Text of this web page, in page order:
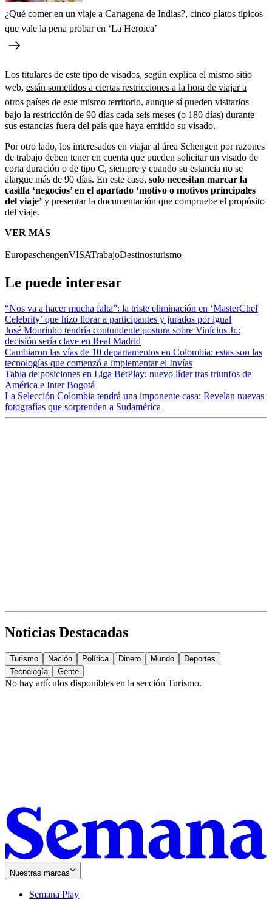
¿Qué comer en un viaje a Cartagena de Indias?, cinco platos típicos
que vale la pena probar en ‘La Heroica’
Los titulares de este tipo de visados, según explica el mismo sitio
web, están sometidos a ciertas restricciones a la hora de viajar a
otros países de este mismo territorio, aunque sí pueden visitarlos
bajo la restricción de 90 días cada seis meses (o 180 días) durante
sus estancias fuera del país que haya emitido su visado.
Por otro lado, los interesados en viajar al área Schengen por razones
de trabajo deben tener en cuenta que pueden solicitar un visado de
corta duración o de tipo C, siempre y cuando su estancia no se
alargue más de 90 días. En este caso, solo necesitan marcar la
casilla ‘negocios’ en el apartado ‘motivo o motivos principales
del viaje’ y presentar la documentación que compruebe el propósito
del viaje.
VER MÁS
EuropaschengenVISATrabajoDestinosturismo
Le puede interesar
“Nos va a hacer mucha falta”: la triste eliminación en ‘MasterChef
Celebrity’ que hizo llorar a participantes y jurados por igual
José Mourinho tendría contundente postura sobre Vinícius Jr.:
decisión sería clave en Real Madrid
Cambiaron las vías de 10 departamentos en Colombia: estas son las
tecnologías que comenzó a implementar el Invías
Tabla de posiciones en Liga BetPlay: nuevo líder tras triunfos de
América e Inter Bogotá
La Selección Colombia tendrá una imponente casa: Revelan nuevas
fotografías que sorprenden a Sudamérica
Noticias Destacadas
Turismo Nación Política Dinero Mundo
Deportes
Tecnología
Gente
No hay artículos disponibles en la sección Turismo.
Nuestras marcas
Semana Play